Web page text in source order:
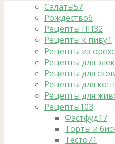
Салаты57
Рождество6
Рецепты ПП32
Рецепты к пиву1
Рецепты из
Рецепты для
Рецепты для
Рецепты для
Рецепты для
Рецепты103
Фастфуд17
Торты и
Тесто71